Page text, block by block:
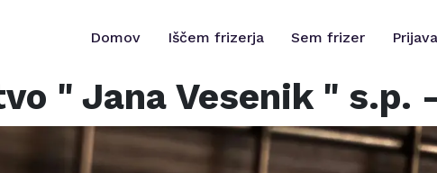
Domov Iščem frizerja Sem frizer
" Jana Vesenik " s.p.